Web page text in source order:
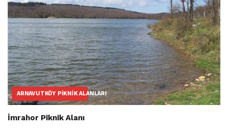
ARNAVUTKÖY PIKNIK ALANLARI
İmrahor Piknik Alanı